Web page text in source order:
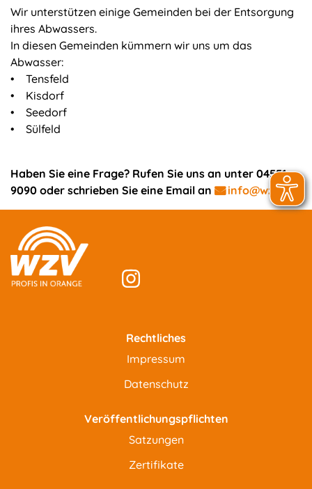
Wir unterstützen einige Gemeinden bei der Entsorgung
ihres Abwassers.
In diesen Gemeinden kümmern wir uns um das
Abwasser:
• Tensfeld
• Kisdorf
• Seedorf
• Sülfeld
Haben Sie eine Frage? Rufen Sie uns an unter 04551
9090 oder schrieben Sie eine Email an
info@wzv.de
Rechtliches
Impressum
Datenschutz
Veröffentlichungspflichten
Satzungen
Zertifikate